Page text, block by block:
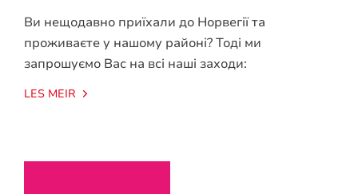
Ви нещодавно приїхали до Норвегії та
проживаєте у нашому районі? Тоді ми
запрошуємо Вас на всі наші заходи:
LES MEIR